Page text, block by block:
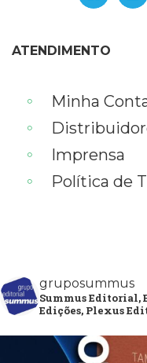
ATENDIMENTO
Minha
Imprensa
Política de
gruposummus
Summus Editorial,
Edições, Plexus